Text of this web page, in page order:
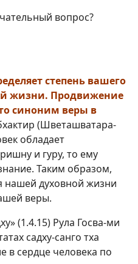
вопрос?
степень вашего
жизни. Продвижение
синоним веры в
(Шветашватара-
обладает
и гуру, то ему
Таким образом,
нашей духовной жизни
веры.
(1.4.15) Рула Госва-ми
садху-санго тха
в сердце человека по